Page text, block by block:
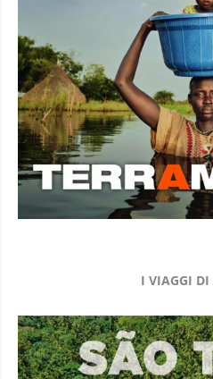
I VIAGGI DI